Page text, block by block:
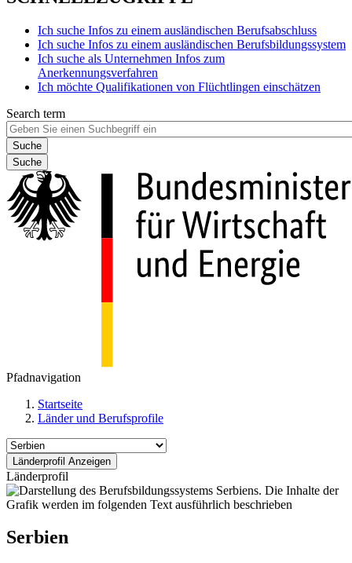
Ich suche Infos zu einem ausländischen Berufsabschluss
Ich suche Infos zu einem ausländischen Berufsbildungssystem
Ich suche als Unternehmen Infos zum
Anerkennungsverfahren
Ich möchte Qualifikationen von Flüchtlingen einschätzen
Search term
Suche
Pfadnavigation
Startseite
Länder und Berufsprofile
Länderprofil
Serbien